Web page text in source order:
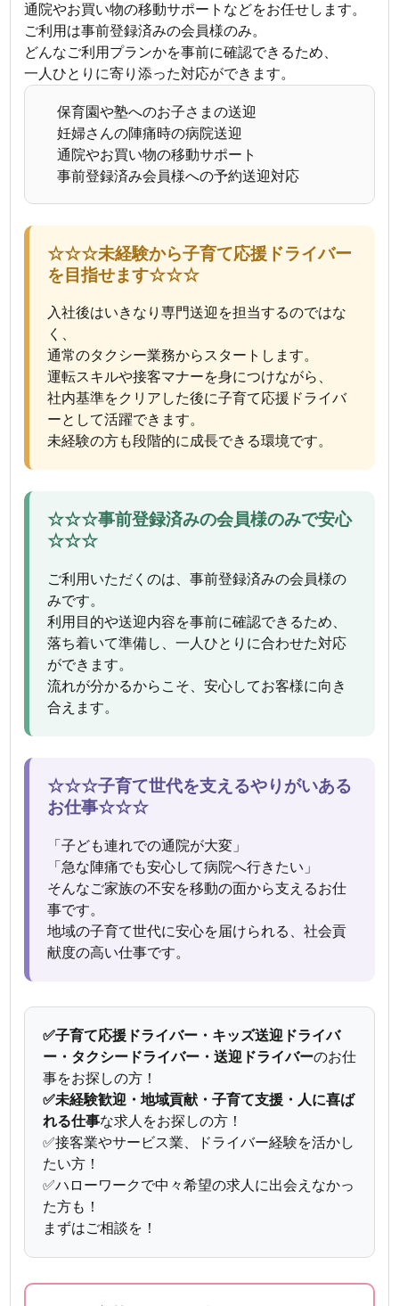
通院やお買い物の移動サポートなどをお任せします。
ご利用は事前登録済みの会員様のみ。
どんなご利用プランかを事前に確認できるため、
一人ひとりに寄り添った対応ができます。
保育園や塾へのお子さまの送迎
妊婦さんの陣痛時の病院送迎
通院やお買い物の移動サポート
事前登録済み会員様への予約送迎対応
☆☆☆未経験から子育て応援ドライバー
を目指せます☆☆☆
入社後はいきなり専門送迎を担当するのではな
く、
通常のタクシー業務からスタートします。
運転スキルや接客マナーを身につけながら、
社内基準をクリアした後に子育て応援ドライバ
ーとして活躍できます。
未経験の方も段階的に成長できる環境です。
☆☆☆事前登録済みの会員様のみで安心
☆☆☆
ご利用いただくのは、事前登録済みの会員様の
みです。
利用目的や送迎内容を事前に確認できるため、
落ち着いて準備し、一人ひとりに合わせた対応
ができます。
流れが分かるからこそ、安心してお客様に向き
合えます。
☆☆☆子育て世代を支えるやりがいある
お仕事☆☆☆
「子ども連れでの通院が大変」
「急な陣痛でも安心して病院へ行きたい」
そんなご家族の不安を移動の面から支えるお仕
事です。
地域の子育て世代に安心を届けられる、社会貢
献度の高い仕事です。
✅子育て応援ドライバー・キッズ送迎ドライバ
ー・タクシードライバー・送迎ドライバーのお仕
事をお探しの方！
✅未経験歓迎・地域貢献・子育て支援・人に喜ば
れる仕事な求人をお探しの方！
✅接客業やサービス業、ドライバー経験を活かし
たい方！
✅ハローワークで中々希望の求人に出会えなかっ
た方も！
まずはご相談を！